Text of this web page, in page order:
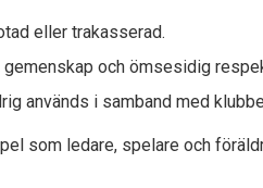
eller trakasserad.
och ömsesidig
används i samband med
som ledare, spelare och